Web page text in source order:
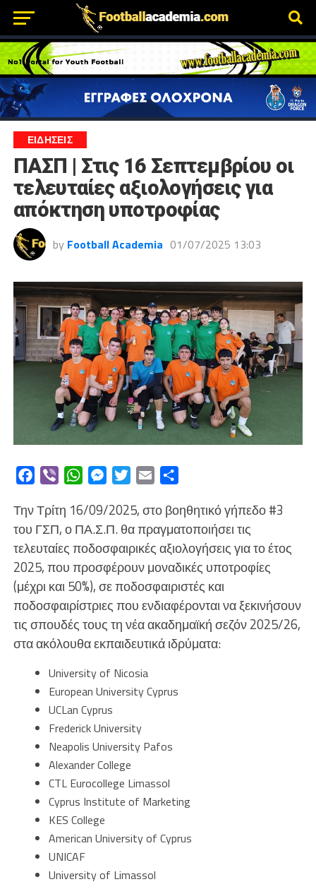
ΕΙΔΗΣΕΙΣ
ΠΑΣΠ | Στις 16 Σεπτεμβρίου οι
τελευταίες αξιολογήσεις για
απόκτηση υποτροφίας
by Football Academia 01/07/2025 13:03
Facebook
Viber WhatsAppMessengerTwitterEmail
Την Τρίτη 16/09/2025, στο βοηθητικό γήπεδο #3
του ΓΣΠ, ο ΠΑ.Σ.Π. θα πραγματοποιήσει τις
τελευταίες ποδοσφαιρικές αξιολογήσεις για το έτος
2025, που προσφέρουν μοναδικές υποτροφίες
(μέχρι και 50%), σε ποδοσφαιριστές και
ποδοσφαιρίστριες που ενδιαφέρονται να ξεκινήσουν
τις σπουδές τους τη νέα ακαδημαϊκή σεζόν 2025/26,
στα ακόλουθα εκπαιδευτικά ιδρύματα:
University of Nicosia
European University Cyprus
UCLan Cyprus
Frederick University
Neapolis University Pafos
Alexander College
CTL Eurocollege Limassol
Cyprus Institute of Marketing
KES College
American University of Cyprus
UNICAF
University of Limassol